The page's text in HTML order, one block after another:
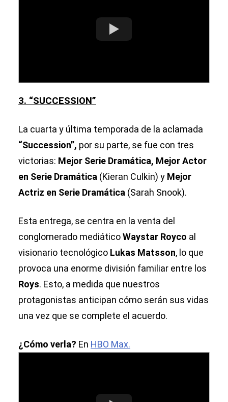
3. “SUCCESSION”
La cuarta y última temporada de la aclamada
“Succession”, por su parte, se fue con tres
victorias: Mejor Serie Dramática, Mejor Actor
en Serie Dramática (Kieran Culkin) y Mejor
Actriz en Serie Dramática (Sarah Snook).
Esta entrega, se centra en la venta del
conglomerado mediáticoWaystar Royco al
visionario tecnológico Lukas Matsson, lo que
provoca una enorme división familiar entre los
Roys. Esto, a medida que nuestros
protagonistas anticipan cómo serán sus vidas
una vez que se complete el acuerdo.
¿Cómo verla? En HBO Max.